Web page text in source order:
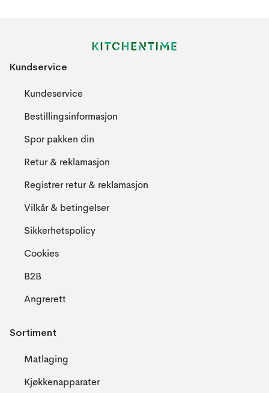
Kundservice
Kundeservice
Bestillingsinformasjon
Spor pakken din
Retur & reklamasjon
Registrer retur & reklamasjon
Vilkår & betingelser
Sikkerhetspolicy
Cookies
B2B
Angrerett
Sortiment
Matlaging
Kjøkkenapparater